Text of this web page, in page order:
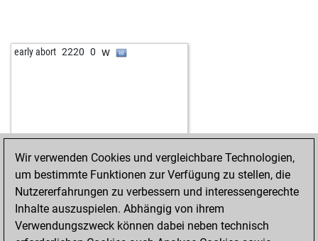
early abort 2220 0 w
Wir verwenden Cookies und vergleichbare Technologien,
um bestimmte Funktionen zur Verfügung zu stellen, die
Nutzererfahrungen zu verbessern und interessengerechte
Inhalte auszuspielen. Abhängig von ihrem
Verwendungszweck können dabei neben technisch